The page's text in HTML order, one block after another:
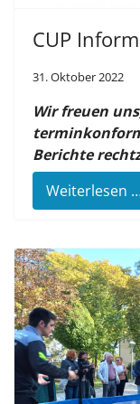
CUP
31. Oktober 2022
Wir freuen
Berichte
Weiterlesen